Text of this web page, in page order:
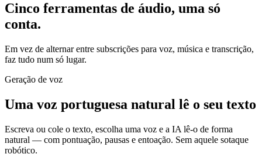
Cinco ferramentas de áudio, uma só
conta.
Em vez de alternar entre subscrições para voz, música e transcrição,
faz tudo num só lugar.
Geração de voz
Uma voz portuguesa natural lê o seu texto
Escreva ou cole o texto, escolha uma voz e a IA lê-o de forma
natural — com pontuação, pausas e entoação. Sem aquele sotaque
robótico.